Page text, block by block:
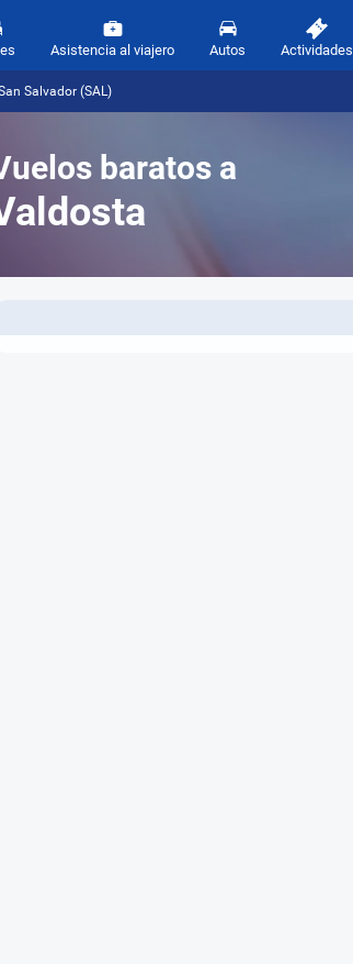
Asistencia al viajero Autos Actividades
Salvador (SAL)
baratos a